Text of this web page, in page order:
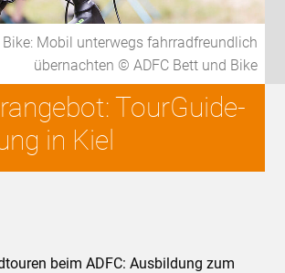
Mobil unterwegs fahrradfreundlich
übernachten © ADFC Bett und Bike
TourGuide-
in Kiel
beim ADFC: Ausbildung zum